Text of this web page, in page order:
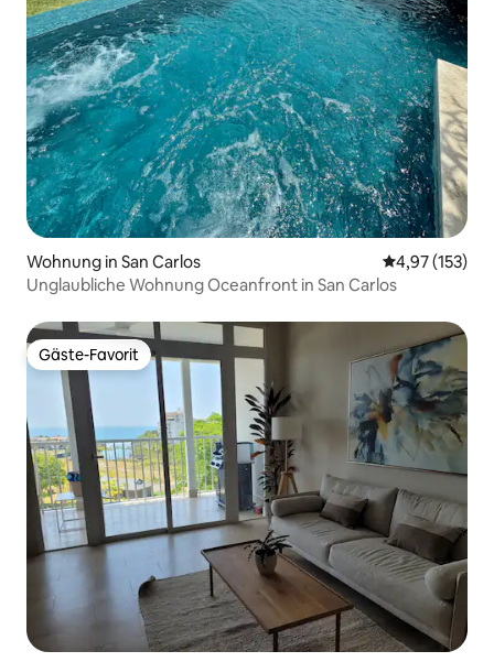
Wohnung in San Carlos
4,97 (153)
Unglaubliche Wohnung Oceanfront in San Carlos
Gäste-Favorit
Gäste-Favorit